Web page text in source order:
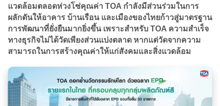
แวดล้อมตลอดห่วงโซ่คุณค่า TOA กำลังมีส่วนร่วมในการ
ผลักดันให้อาคาร บ้านเรือน และเมืองของไทยก้าวสู่มาตรฐาน
การพัฒนาที่ยั่งยืนมากยิ่งขึ้น เพราะสำหรับ TOA ความสำเร็จ
ทางธุรกิจไม่ได้วัดเพียงส่วนแบ่งตลาด หากแต่วัดจากความ
สามารถในการสร้างคุณค่าให้แก่สังคมและสิ่งแวดล้อม